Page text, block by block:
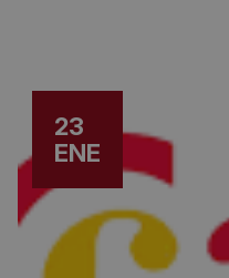
23
ENE